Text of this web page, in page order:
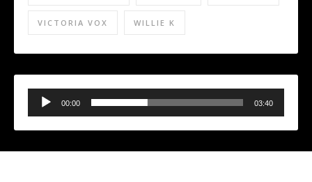
VICTORIA VOX WILLIE K
Audio
Player
00:00 03:40